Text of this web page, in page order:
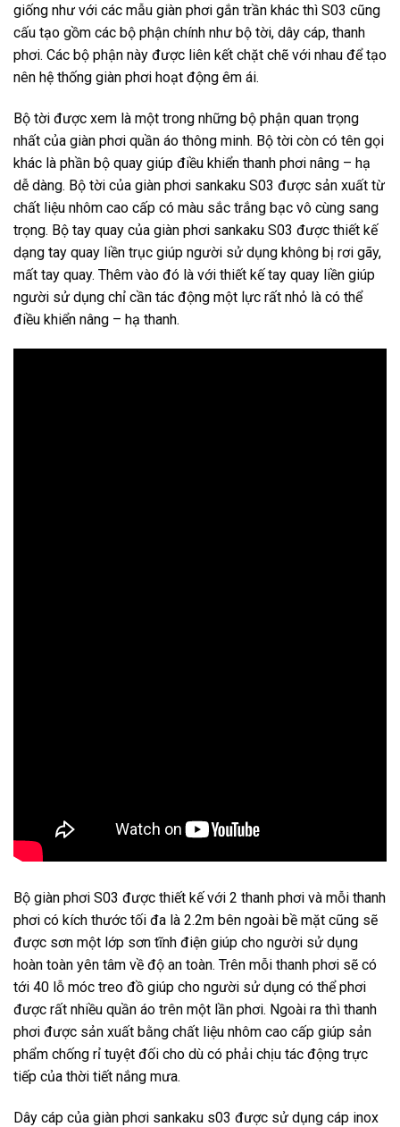
giống như với các mẫu giàn phơi gắn trần khác thì S03 cũng
cấu tạo gồm các bộ phận chính như bộ tời, dây cáp, thanh
phơi. Các bộ phận này được liên kết chặt chẽ với nhau để tạo
nên hệ thống giàn phơi hoạt động êm ái.
Bộ tời được xem là một trong những bộ phận quan trọng
nhất của giàn phơi quần áo thông minh. Bộ tời còn có tên gọi
khác là phần bộ quay giúp điều khiển thanh phơi nâng – hạ
dễ dàng. Bộ tời của giàn phơi sankaku S03 được sản xuất từ
chất liệu nhôm cao cấp có màu sắc trắng bạc vô cùng sang
trọng. Bộ tay quay của giàn phơi sankaku S03 được thiết kế
dạng tay quay liền trục giúp người sử dụng không bị rơi gãy,
mất tay quay. Thêm vào đó là với thiết kế tay quay liền giúp
người sử dụng chỉ cần tác động một lực rất nhỏ là có thể
điều khiển nâng – hạ thanh.
Bộ giàn phơi S03 được thiết kế với 2 thanh phơi và mỗi thanh
phơi có kích thước tối đa là 2.2m bên ngoài bề mặt cũng sẽ
được sơn một lớp sơn tĩnh điện giúp cho người sử dụng
hoàn toàn yên tâm về độ an toàn. Trên mỗi thanh phơi sẽ có
tới 40 lỗ móc treo đồ giúp cho người sử dụng có thể phơi
được rất nhiều quần áo trên một lần phơi. Ngoài ra thì thanh
phơi được sản xuất bằng chất liệu nhôm cao cấp giúp sản
phẩm chống rỉ tuyệt đối cho dù có phải chịu tác động trực
tiếp của thời tiết nắng mưa.
Dây cáp của giàn phơi sankaku s03 được sử dụng cáp inox